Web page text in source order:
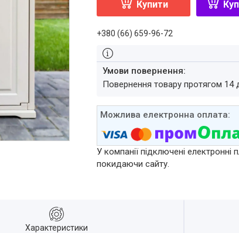
Купити
+380 (66) 659-96-72
повернення товару протягом 14
У компанії підключені
покидаючи сайту.
Характеристики